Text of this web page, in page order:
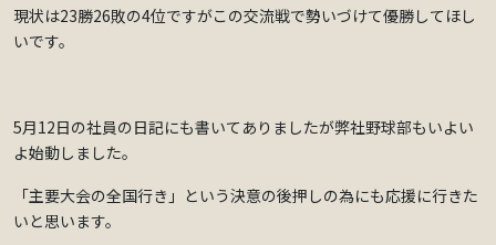
現状は23勝26敗の4位ですがこの交流戦で勢いづけて優勝してほし
いです。
5月12日の社員の日記にも書いてありましたが弊社野球部もいよい
よ始動しました。
「主要大会の全国行き」という決意の後押しの為にも応援に行きた
いと思います。